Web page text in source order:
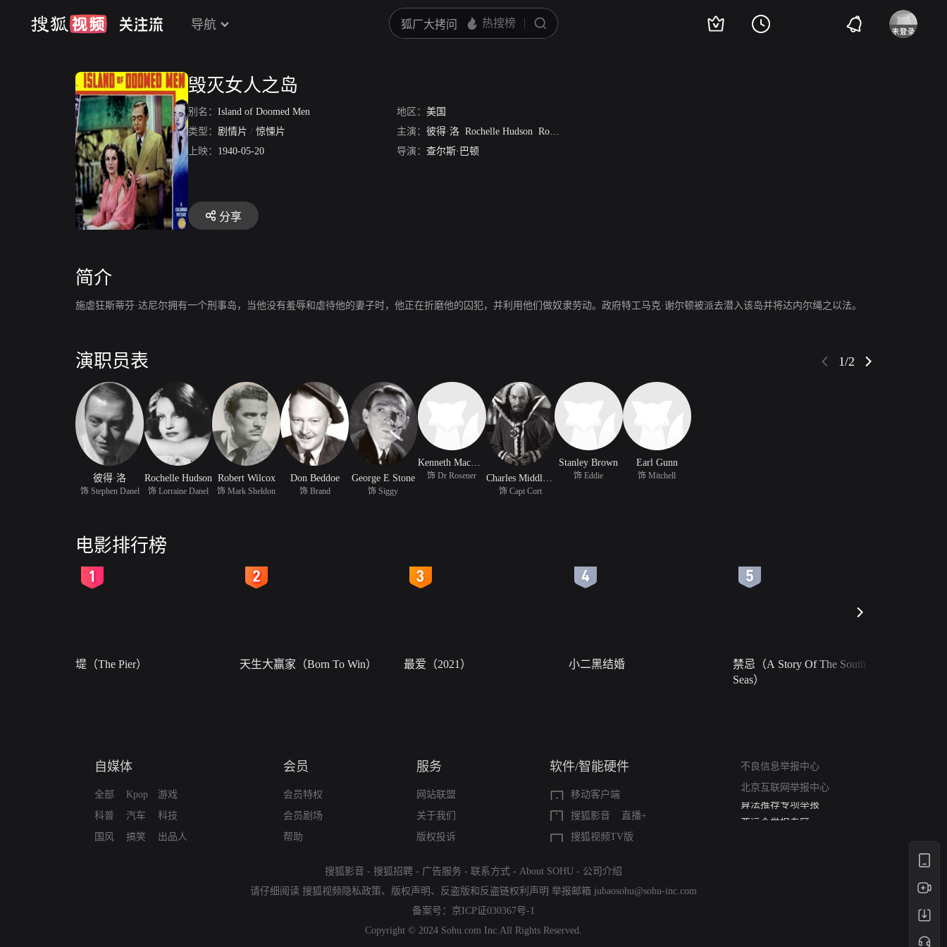
导航
毁灭女人之岛
别名： Island of Doomed Men 地区： 美国
类型： 剧情片 / 惊悚片 主演： 彼得·洛 Rochelle Hudson Robert Wilcox
上映： 1940-05-20 导演： 查尔斯·巴顿
分享
简介
施虐狂斯蒂芬·达尼尔拥有一个刑事岛，当他没有羞辱和虐待他的妻子时，他正在折磨他的囚犯，并利用他们做奴隶劳动。政府特工马克·谢尔顿被派去潜入该岛并将达内尔绳之以法。
演职员表 1/2
彼得·洛
饰 Stephen Danel
Rochelle Hudson
饰 Lorraine Danel
Robert Wilcox
饰 Mark Sheldon
Don Beddoe
饰 Brand
George E Stone
饰 Siggy
Kenneth MacDonald
饰 Dr Rosener
饰 Capt Cort
Stanley Brown
饰 Eddie
Earl Gunn
饰 Mitchell
电影排行榜
堤（The Pier） 天生大赢家（Born To Win） 最爱（2021） 小二黑结婚
禁忌（A Story Of The South
Seas）
自媒体
全部
科普
国风
Kpop
汽车
搞笑
游戏
科技
出品人
会员
会员特权
会员剧场
帮助
服务
网站联盟
关于我们
版权投诉
软件/智能硬件
移动客户端
搜狐影音
直播+
搜狐视频TV版
不良信息举报中心
北京互联网举报中心
算法推荐专项举报
亚运会举报专区
搜狐影音 - 搜狐招聘 - 广告服务 - 联系方式 - About SOHU - 公司介绍
请仔细阅读 搜狐视频隐私政策、 版权声明 、 反盗版和反盗链权利声明 举报邮箱 jubaosohu@sohu-inc.com
备案号： 京ICP证030367号-1
Copyright © 2024 Sohu.com Inc.All Rights Reserved.